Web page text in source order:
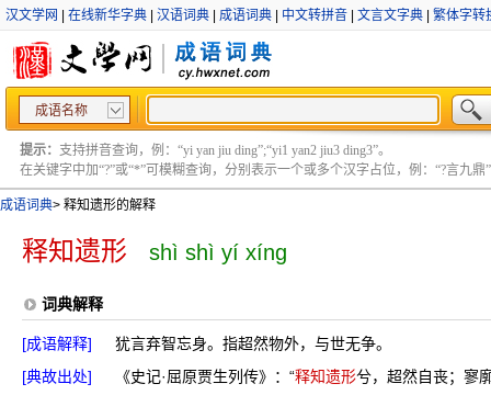
汉文学网 在线新华字典 汉语词典 成语词典 中文转拼音 文言文字典 繁体字转
成语名称
提示： 支持拼音查询，例：“yi yan jiu ding”;“yi1 yan2 jiu3 ding3”。
在关键字中加“?”或“*”可模糊查询，分别表示一个或多个汉字占位，例：“?言九鼎”
成语词典> 释知遗形的解释
释知遗形 shì shì yí xíng
词典解释
[成语解释]
犹言弃智忘身。指超然物外，与世无争。
[典故出处]
《史记·屈原贾生列传》：“释知遗形兮，超然自丧；寥